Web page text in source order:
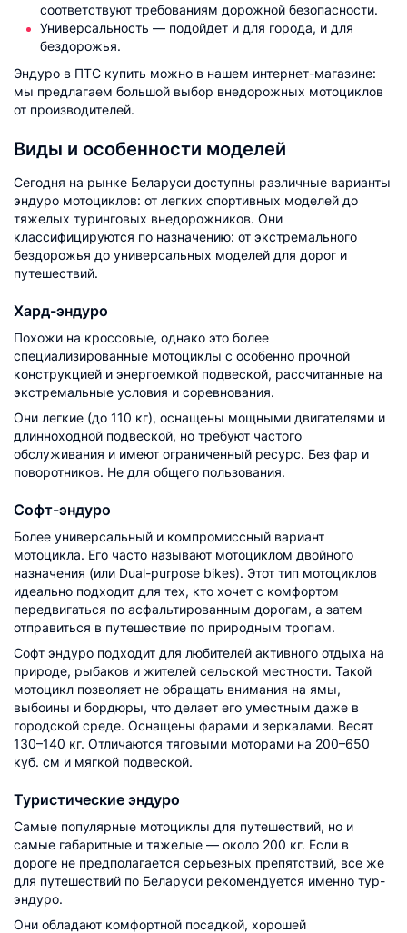
соответствуют требованиям дорожной безопасности.
Универсальность — подойдет и для города, и для
бездорожья.
Эндуро в ПТС купить можно в нашем интернет-магазине:
мы предлагаем большой выбор внедорожных мотоциклов
от производителей.
Виды и особенности моделей
Сегодня на рынке Беларуси доступны различные варианты
эндуро мотоциклов: от легких спортивных моделей до
тяжелых туринговых внедорожников. Они
классифицируются по назначению: от экстремального
бездорожья до универсальных моделей для дорог и
путешествий.
Хард-эндуро
Похожи на кроссовые, однако это более
специализированные мотоциклы с особенно прочной
конструкцией и энергоемкой подвеской, рассчитанные на
экстремальные условия и соревнования.
Они легкие (до 110 кг), оснащены мощными двигателями и
длинноходной подвеской, но требуют частого
обслуживания и имеют ограниченный ресурс. Без фар и
поворотников. Не для общего пользования.​
Софт-эндуро
Более универсальный и компромиссный вариант
мотоцикла. Его часто называют мотоциклом двойного
назначения (или Dual-purpose bikes). Этот тип мотоциклов
идеально подходит для тех, кто хочет с комфортом
передвигаться по асфальтированным дорогам, а затем
отправиться в путешествие по природным тропам.
Софт эндуро подходит для любителей активного отдыха на
природе, рыбаков и жителей сельской местности. Такой
мотоцикл позволяет не обращать внимания на ямы,
выбоины и бордюры, что делает его уместным даже в
городской среде. Оснащены фарами и зеркалами. Весят
130–140 кг. Отличаются тяговыми моторами на 200–650
куб. см и мягкой подвеской.
Туристические эндуро
Самые популярные мотоциклы для путешествий, но и
самые габаритные и тяжелые — около 200 кг. Если в
дороге не предполагается серьезных препятствий, все же
для путешествий по Беларуси рекомендуется именно тур-
эндуро.
Они обладают комфортной посадкой, хорошей